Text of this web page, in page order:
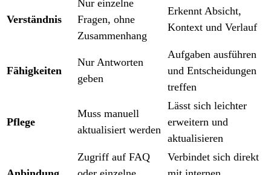
Verständnis
Nur einzelne
Fragen, ohne
Zusammenhang
Erkennt Absicht,
Kontext und Verlauf
Fähigkeiten
Nur Antworten
geben
Aufgaben ausführen
und Entscheidungen
treffen
Pflege
Muss manuell
aktualisiert werden
Lässt sich leichter
erweitern und
aktualisieren
Zugriff auf FAQ
Verbindet sich direkt